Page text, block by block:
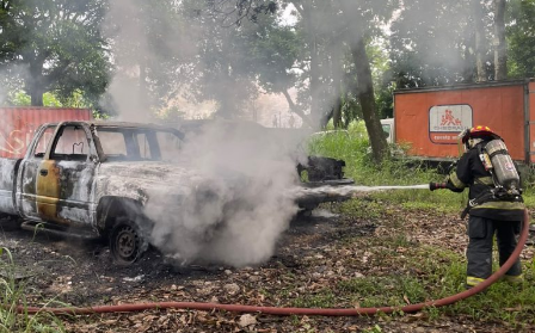
Los ahora sentenciados formaban parte de la Policía
Municipal de Coscomatepec durante la administración
del alcalde de Movimiento Ciudadano, Armando Reyes
Muñoz, y permanecerán recluidos en el Centro de
Reinserción Social de Mediana Seguridad de La Toma, en
Amatlán de los Reyes, donde cumplirán la condena.
Aunque durante el operativo fueron detenidos siete
policías municipales, la sentencia dada a conocer
corresponde únicamente a seis de ellos. Hasta el
momento, las autoridades no han informado la situación
jurídica del séptimo implicado.